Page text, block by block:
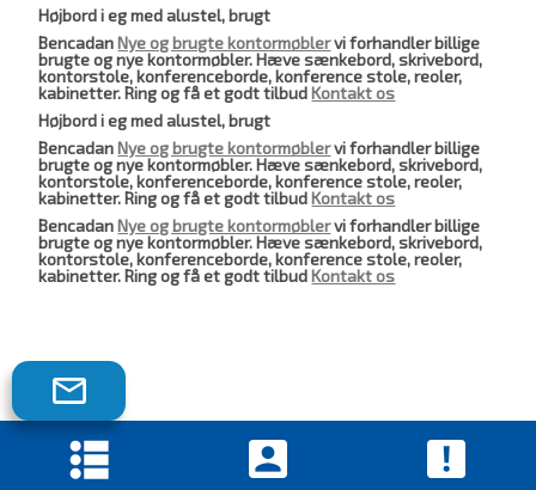
Højbord i eg med alustel, brugt
BencadanNye og brugte kontormøblervi forhandler billige
brugte og nye kontormøbler. Hæve sænkebord, skrivebord,
kontorstole, konferenceborde, konference stole, reoler,
kabinetter. Ring og få et godt tilbudKontakt os
Højbord i eg med alustel, brugt
BencadanNye og brugte kontormøblervi forhandler billige
brugte og nye kontormøbler. Hæve sænkebord, skrivebord,
kontorstole, konferenceborde, konference stole, reoler,
kabinetter. Ring og få et godt tilbudKontakt os
BencadanNye og brugte kontormøblervi forhandler billige
brugte og nye kontormøbler. Hæve sænkebord, skrivebord,
kontorstole, konferenceborde, konference stole, reoler,
kabinetter. Ring og få et godt tilbudKontakt os
Tilmeld
vores
nyhedsbrev!